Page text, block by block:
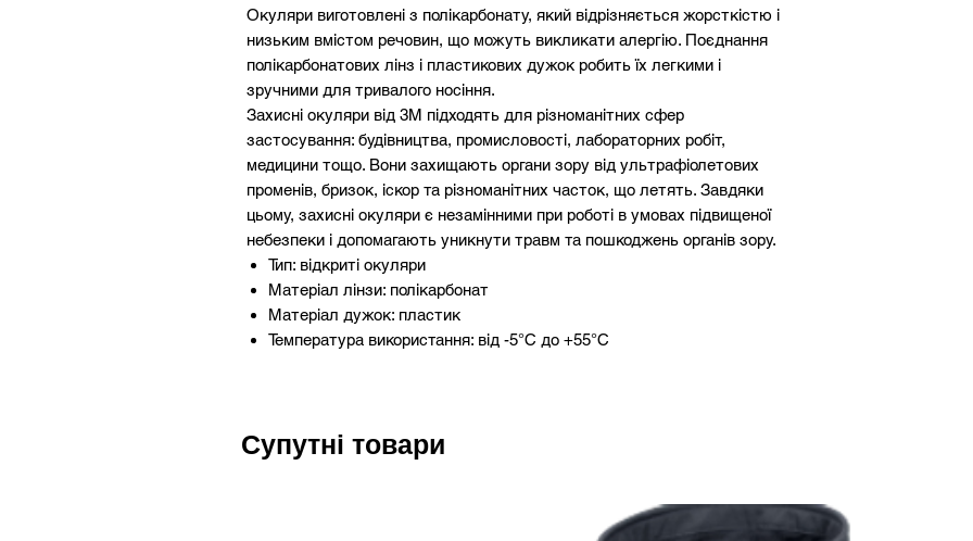
Окуляри виготовлені з полікарбонату, який відрізняється жорсткістю і
низьким вмістом речовин, що можуть викликати алергію. Поєднання
полікарбонатових лінз і пластикових дужок робить їх легкими і
зручними для тривалого носіння.
Захисні окуляри від 3M підходять для різноманітних сфер
застосування: будівництва, промисловості, лабораторних робіт,
медицини тощо. Вони захищають органи зору від ультрафіолетових
променів, бризок, іскор та різноманітних часток, що летять. Завдяки
цьому, захисні окуляри є незамінними при роботі в умовах підвищеної
небезпеки і допомагають уникнути травм та пошкоджень органів зору.
Тип: відкриті окуляри
Матеріал лінзи: полікарбонат
Матеріал дужок: пластик
Температура використання: від -5°С до +55°С
сьогодні, щоб мати впевненість, що ви і ваші очі захищені під час
роботи!
Супутні товари